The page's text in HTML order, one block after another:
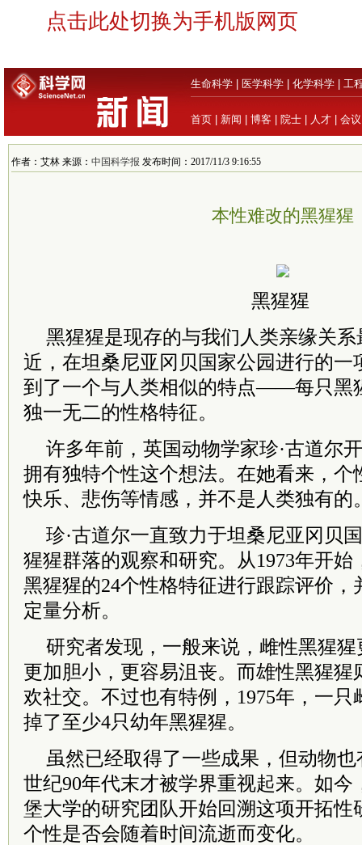
点击此处切换为手机版网页
生命科学 医学科学 化学科学 工
首页 新闻 博客 院士 人才 会议
作者：艾林 来源： 中国科学报 发布时间：2017/11/3 9:16:55
本性难改的黑猩猩
黑猩猩
黑猩猩是现存的与我们人类亲缘关
近，在坦桑尼亚冈贝国家公园进行的一
到了一个与人类相似的特点——每只黑
独一无二的性格特征。
许多年前，英国动物学家珍·古道尔
拥有独特个性这个想法。在她看来，个
快乐、悲伤等情感，并不是人类独有的
珍·古道尔一直致力于坦桑尼亚冈贝
猩猩群落的观察和研究。从1973年开
黑猩猩的24个性格特征进行跟踪评价，
定量分析。
研究者发现，一般来说，雌性黑猩
更加胆小，更容易沮丧。而雄性黑猩猩
欢社交。不过也有特例，1975年，一
掉了至少4只幼年黑猩猩。
虽然已经取得了一些成果，但动物
世纪90年代末才被学界重视起来。如今
堡大学的研究团队开始回溯这项开拓性
个性是否会随着时间流逝而变化。